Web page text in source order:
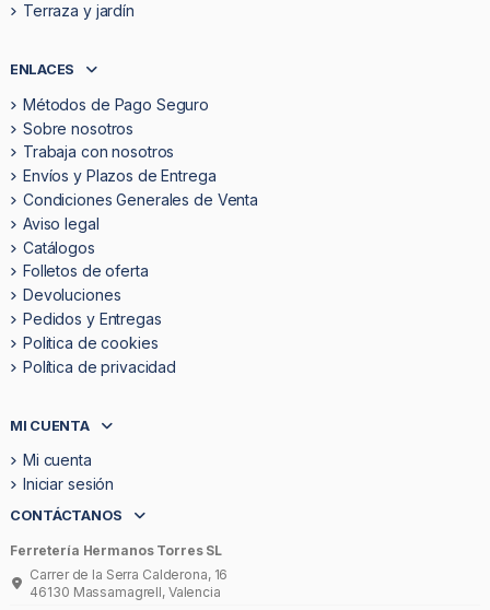
Terraza y jardín
ENLACES
Métodos de Pago Seguro
Sobre nosotros
Trabaja con nosotros
Envíos y Plazos de Entrega
Condiciones Generales de Venta
Aviso legal
Catálogos
Folletos de oferta
Devoluciones
Pedidos y Entregas
Politica de cookies
Política de privacidad
MI CUENTA
Mi cuenta
Iniciar sesión
CONTÁCTANOS
Ferretería Hermanos Torres SL
Carrer de la Serra Calderona, 16
46130 Massamagrell, Valencia